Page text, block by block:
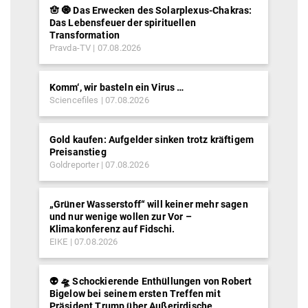
🪬 🧿 Das Erwecken des Solarplexus-Chakras:
Das Lebensfeuer der spirituellen
Transformation
Pravda-TV 07.08.2026
Komm‘, wir basteln ein Virus …
Sciencefiles 07.08.2026
Gold kaufen: Aufgelder sinken trotz kräftigem
Preisanstieg
Goldreporter 07.08.2026
„Grüner Wasserstoff“ will keiner mehr sagen
und nur wenige wollen zur Vor –
Klimakonferenz auf Fidschi.
EIKE 07.08.2026
👽 🛸 Schockierende Enthüllungen von Robert
Bigelow bei seinem ersten Treffen mit